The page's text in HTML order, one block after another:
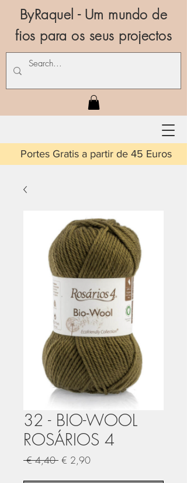
ByRaquel - Um mundo de
fios para os seus projectos
a partir de 45 Euros
32 - BIO-WOOL
ROSÁRIOS 4
€ 4,40 Preço
€ 2,90Preço